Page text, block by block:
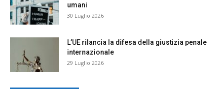
umani
30 Luglio 2026
L’UE rilancia la difesa della giustizia penale
internazionale
29 Luglio 2026